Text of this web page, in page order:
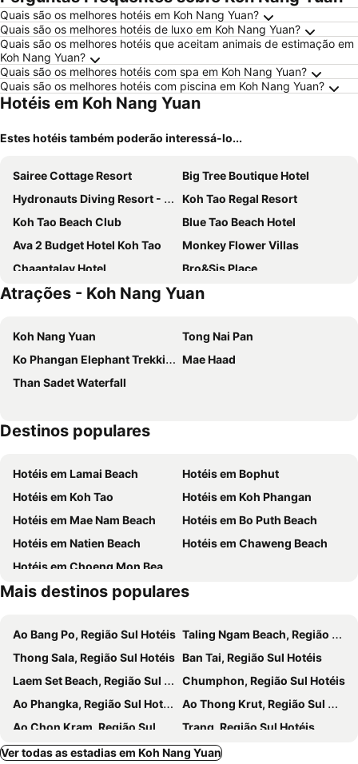
Quais são os melhores hotéis em Koh Nang Yuan?
Quais são os melhores hotéis de luxo em Koh Nang Yuan?
Quais são os melhores hotéis que aceitam animais de estimação em
Koh Nang Yuan?
Quais são os melhores hotéis com spa em Koh Nang Yuan?
Quais são os melhores hotéis com piscina em Koh Nang Yuan?
Hotéis em Koh Nang Yuan
Estes hotéis também poderão interessá-lo...
Sairee Cottage Resort
Big Tree Boutique Hotel
Hydronauts Diving Resort - Koh Tao
Koh Tao Regal Resort
Koh Tao Beach Club
Blue Tao Beach Hotel
Ava 2 Budget Hotel Koh Tao
Monkey Flower Villas
Chaantalay Hotel
Bro&Sis Place
Blue Wave House
Koh Tao Garden Resort
Woodlawn Villas Resort
Lotus Paradise Resort
Bans Avenue Guest House
Koh Tao Beach Club
Infinity Guesthouse
Pranee Amata
Ibiza Beach Club Koh Tao
Overthemoon Luxury Pool Villas
Seashell Coconut Village Koh Tao
Mar ozo kohtao
Charm Churee Villa
The Ozo Kohtao
Family Tanotebay Resort
MAR24 Koh Tao Hotel
High Bar
Taatoh Seaview
Atrações - Koh Nang Yuan
Koh Nang Yuan
Tong Nai Pan
Ko Phangan Elephant Trekking
Mae Haad
Than Sadet Waterfall
Destinos populares
Hotéis em Lamai Beach
Hotéis em Bophut
Hotéis em Koh Tao
Hotéis em Koh Phangan
Hotéis em Mae Nam Beach
Hotéis em Bo Puth Beach
Hotéis em Natien Beach
Hotéis em Chaweng Beach
Hotéis em Choeng Mon Beach
Mais destinos populares
Ao Bang Po, Região Sul Hotéis Taling Ngam Beach, Região Sul Hotéis
Thong Sala, Região Sul Hotéis Ban Tai, Região Sul Hotéis
Laem Set Beach, Região Sul Hotéis
Chumphon, Região Sul Hotéis
Ao Phangka, Região Sul Hotéis
Ao Thong Krut, Região Sul Hotéis
Ao Chon Kram, Região Sul Hotéis
Trang, Região Sul Hotéis
Koh Ngai, Região Sul Hotéis
Koh Kradan, Região Sul Hotéis
Ver todas as estadias em Koh Nang Yuan